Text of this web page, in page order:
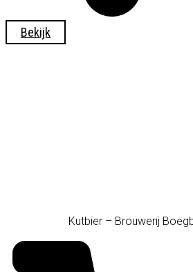
Bekijk
Kutbier – Brouwerij